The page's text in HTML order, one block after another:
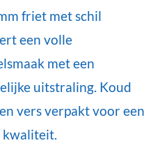
friet met schil
een volle
met een
uitstraling. Koud
vers verpakt voor een